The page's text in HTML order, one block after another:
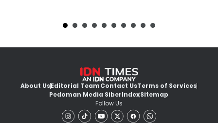
About UsEditorial TeamContact UsTerms of Services
Pedoman Media SiberIndexSitemap
Follow Us